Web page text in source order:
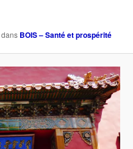
dans BOIS – Santé et prospérité